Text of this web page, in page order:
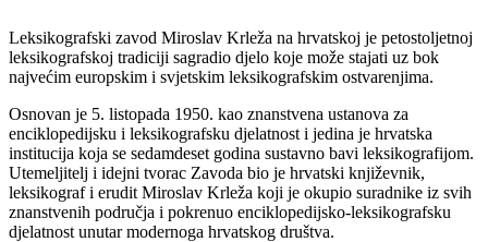
Leksikografski zavod Miroslav Krleža na hrvatskoj je petostoljetnoj
leksikografskoj tradiciji sagradio djelo koje može stajati uz bok
najvećim europskim i svjetskim leksikografskim ostvarenjima.
Osnovan je 5. listopada 1950. kao znanstvena ustanova za
enciklopedijsku i leksikografsku djelatnost i jedina je hrvatska
institucija koja se sedamdeset godina sustavno bavi leksikografijom.
Utemeljitelj i idejni tvorac Zavoda bio je hrvatski književnik,
leksikograf i erudit Miroslav Krleža koji je okupio suradnike iz svih
znanstvenih područja i pokrenuo enciklopedijsko-leksikografsku
djelatnost unutar modernoga hrvatskog društva.